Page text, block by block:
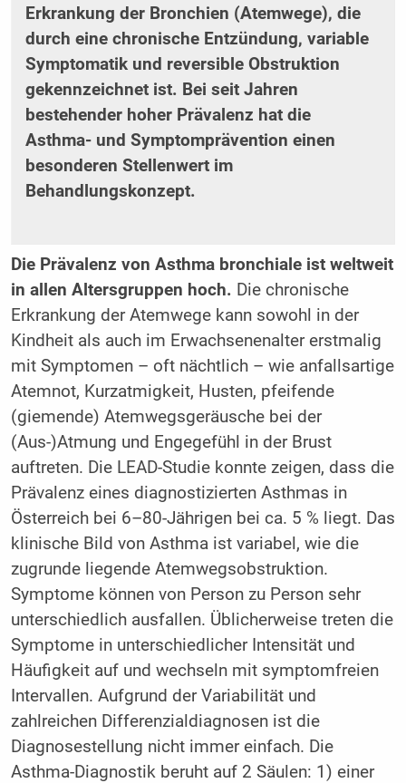
Erkrankung der Bronchien (Atemwege), die
durch eine chronische Entzündung, variable
Symptomatik und reversible Obstruktion
gekennzeichnet ist. Bei seit Jahren
bestehender hoher Prävalenz hat die
Asthma- und Symptomprävention einen
besonderen Stellenwert im
Behandlungskonzept.
Die Prävalenz von Asthma bronchiale ist weltweit
in allen Altersgruppen hoch. Die chronische
Erkrankung der Atemwege kann sowohl in der
Kindheit als auch im Erwachsenenalter erstmalig
mit Symptomen – oft nächtlich – wie anfallsartige
Atemnot, Kurzatmigkeit, Husten, pfeifende
(giemende) Atemwegsgeräusche bei der
(Aus-)Atmung und Engegefühl in der Brust
auftreten. Die LEAD-Studie konnte zeigen, dass die
Prävalenz eines diagnostizierten Asthmas in
Österreich bei 6–80-Jährigen bei ca. 5 % liegt. Das
klinische Bild von Asthma ist variabel, wie die
zugrunde liegende Atemwegsobstruktion.
Symptome können von Person zu Person sehr
unterschiedlich ausfallen. Üblicherweise treten die
Symptome in unterschiedlicher Intensität und
Häufigkeit auf und wechseln mit symptomfreien
Intervallen. Aufgrund der Variabilität und
zahlreichen Differenzialdiagnosen ist die
Diagnosestellung nicht immer einfach. Die
Asthma-Diagnostik beruht auf 2 Säulen: 1) einer